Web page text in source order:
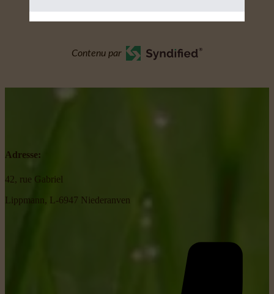
Contenu par
Adresse:
42, rue Gabriel
Lippmann, L-6947 Niederanven